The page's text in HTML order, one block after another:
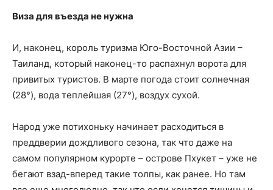
Виза для въезда не нужна
И, наконец, король туризма Юго-Восточной Азии –
Таиланд, который наконец-то распахнул ворота для
привитых туристов. В марте погода стоит солнечная
(28°), вода теплейшая (27°), воздух сухой.
Народ уже потихоньку начинает расходиться в
преддверии дождливого сезона, так что даже на
самом популярном курорте – острове Пхукет – уже не
бегают взад-вперед такие толпы, как ранее. Но там